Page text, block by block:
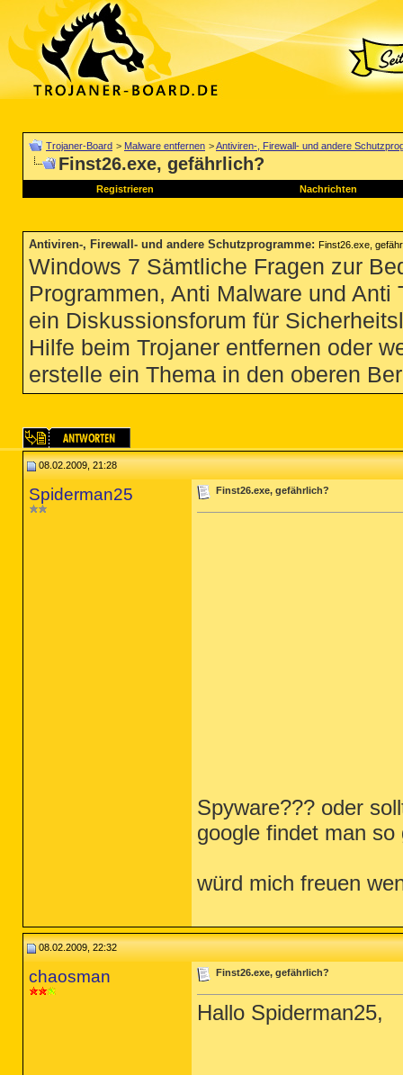
Trojaner-Board > Malware entfernen >Antiviren-, Firewall- und andere
Finst26.exe, gefährlich?
Registrieren Nachrichten
Antiviren-, Firewall- und andere Schutzprogramme: Finst26.exe,
Windows 7 Sämtliche Fragen zur
Programmen, Anti Malware und
ein Diskussionsforum für
Hilfe beim Trojaner entfernen oder
erstelle ein Thema in den oberen
08.02.2009, 21:28
Spiderman25 Finst26.exe, gefährlich?
Spyware??? oder
google findet man
würd mich freuen
08.02.2009, 22:32
chaosman Finst26.exe, gefährlich?
Hallo Spiderman25,